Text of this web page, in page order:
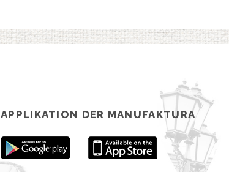
APPLIKATION DER MANUFAKTURA